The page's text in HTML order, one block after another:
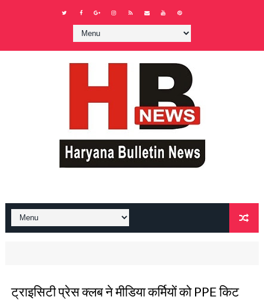
ट्राइसिटी प्रेस क्लब ने मीडिया कर्मियों को PPE किट